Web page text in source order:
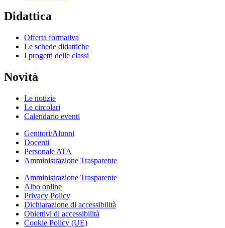
Didattica
Offerta formativa
Le schede didattiche
I progetti delle classi
Novità
Le notizie
Le circolari
Calendario eventi
Genitori/Alunni
Docenti
Personale ATA
Amministrazione Trasparente
Amministrazione Trasparente
Albo online
Privacy Policy
Dichiarazione di accessibilità
Obiettivi di accessibilità
Cookie Policy (UE)